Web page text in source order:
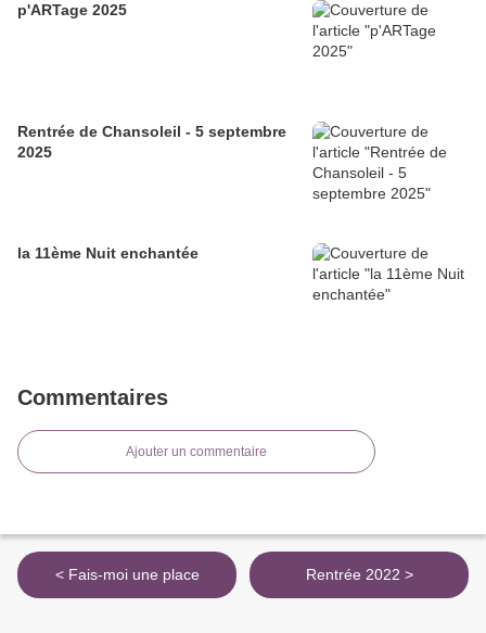
p'ARTage 2025
Rentrée de Chansoleil - 5 septembre
2025
la 11ème Nuit enchantée
Commentaires
Ajouter un commentaire
< Fais-moi une place Rentrée 2022 >